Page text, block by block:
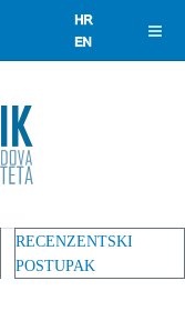
RECENZENTSKI
POSTUPAK